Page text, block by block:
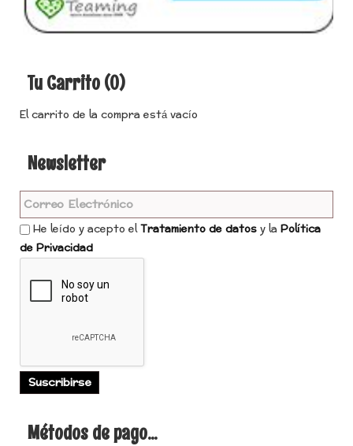
Tu Carrito (0)
El carrito de la compra está vacío
Newsletter
He leído y acepto elTratamiento de datosy la Política
de Privacidad
Métodos de pago...